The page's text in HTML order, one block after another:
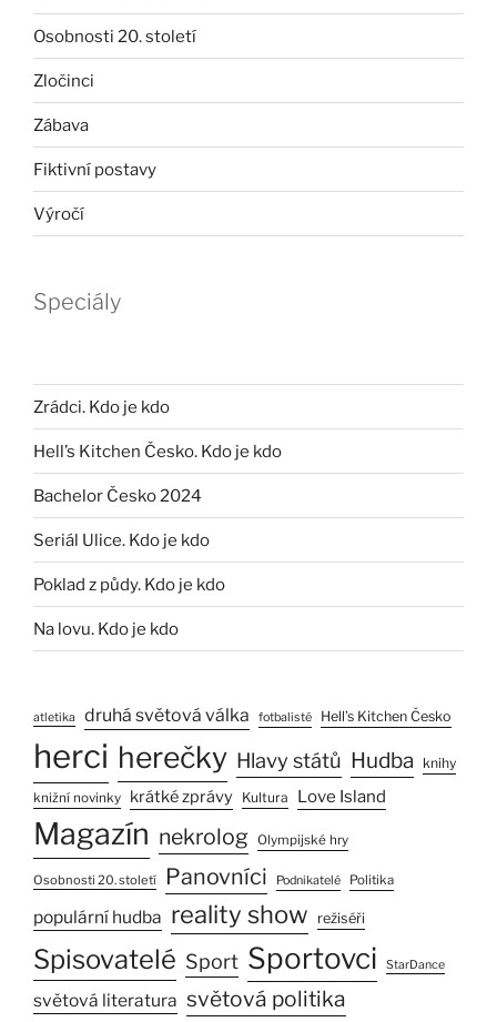
Osobnosti 20. století
Zločinci
Zábava
Fiktivní postavy
Výročí
Speciály
Zrádci. Kdo je kdo
Hell’s Kitchen Česko. Kdo je kdo
Bachelor Česko 2024
Seriál Ulice. Kdo je kdo
Poklad z půdy. Kdo je kdo
Na lovu. Kdo je kdo
atletika druhá světová válka fotbalisté Hell’s Kitchen Česko
herci herečky Hlavy států Hudba knihy
knižní novinky krátké zprávy Kultura Love Island
Magazín nekrolog Olympijské hry
Osobnosti 20. století Panovníci Podnikatelé Politika
populární hudba reality show režiséři
Spisovatelé Sport Sportovci StarDance
světová literatura světová politika